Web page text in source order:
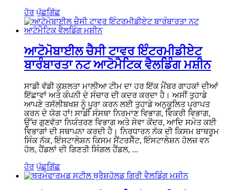
ਹੋਰ ਪੁੱਛਗਿੱਛ
ਆਟੋਮੋਬਾਈਲ ਚੈਸੀ ਟਾਵਰ ਇੰਟਰਮੀਡੀਏਟ
ਬਾਰੰਬਾਰਤਾ ਨਟ ਆਟੋਮੈਟਿਕ ਵੈਲਡਿੰਗ ਮਸ਼ੀਨ
ਸਾਡੀ ਵੱਡੀ ਕੁਸ਼ਲਤਾ ਮਾਲੀਆ ਟੀਮ ਦਾ ਹਰ ਇੱਕ ਮੈਂਬਰ ਗਾਹਕਾਂ ਦੀਆਂ
ਇੱਛਾਵਾਂ ਅਤੇ ਕੰਪਨੀ ਦੇ ਸੰਚਾਰ ਦੀ ਕਦਰ ਕਰਦਾ ਹੈ। ਅਸੀਂ ਤੁਹਾਡੇ
ਆਪਣੇ ਤਸੱਲੀਬਖਸ਼ ਨੂੰ ਪੂਰਾ ਕਰਨ ਲਈ ਤੁਹਾਡੇ ਅਨੁਕੂਲਿਤ ਪ੍ਰਾਪਤ
ਕਰਨ ਦੇ ਯੋਗ ਹਾਂ! ਸਾਡੀ ਸੰਸਥਾ ਨਿਰਮਾਣ ਵਿਭਾਗ, ਵਿਕਰੀ ਵਿਭਾਗ,
ਉੱਚ ਗੁਣਵੱਤਾ ਨਿਯੰਤਰਣ ਵਿਭਾਗ ਅਤੇ ਸੇਵਾ ਕੇਂਦਰ, ਆਦਿ ਸਮੇਤ ਕਈ
ਵਿਭਾਗਾਂ ਦੀ ਸਥਾਪਨਾ ਕਰਦੀ ਹੈ। ਨਿਰਧਾਰਨ ਨੱਕ ਦੀ ਕਿਸਮ ਬਾਥਰੂਮ
ਸਿੰਕ ਨੱਕ, ਇੰਸਟਾਲੇਸ਼ਨ ਕਿਸਮ ਸੈਂਟਰਸੈੱਟ, ਇੰਸਟਾਲੇਸ਼ਨ ਹੋਲਜ਼ ਵਨ
ਹੋਲ, ਹੈਂਡਲਾਂ ਦੀ ਗਿਣਤੀ ਸਿੰਗਲ ਹੈਂਡਲ, ...
ਹੋਰ ਪੁੱਛਗਿੱਛ